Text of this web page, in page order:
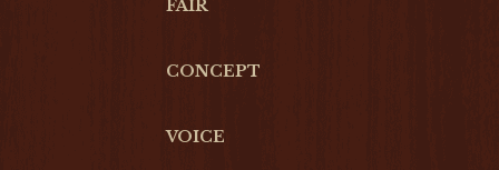
FAIR
CONCEPT
VOICE